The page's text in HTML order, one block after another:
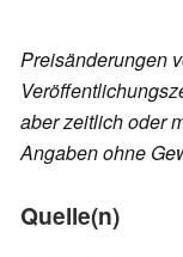
Preisänderungen
aber zeitlich oder
Angaben ohne
Quelle(n)